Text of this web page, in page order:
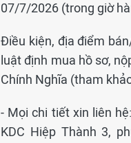
07/7/2026 (trong giờ
Điều kiện, địa điểm
luật định mua hồ sơ,
Chính Nghĩa (tham
- Mọi chi tiết xin liên
KDC Hiệp Thành 3,